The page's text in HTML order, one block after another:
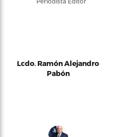
Lcdo. Ramón Alejandro
Pabón